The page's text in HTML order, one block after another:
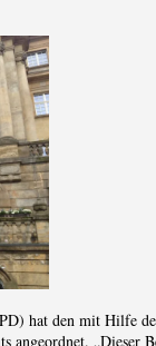
hat den mit Hilfe
angeordnet.